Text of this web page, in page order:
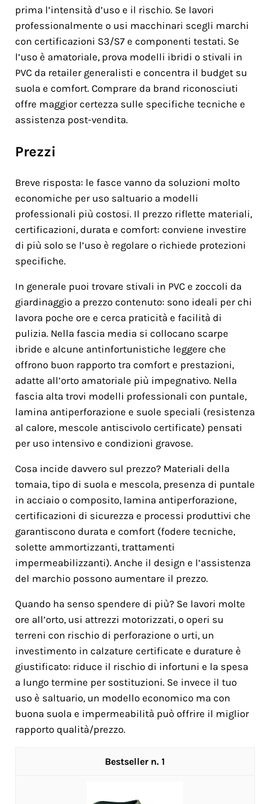
prima l’intensità d’uso e il rischio. Se lavori
professionalmente o usi macchinari scegli marchi
con certificazioni S3/S7 e componenti testati. Se
l’uso è amatoriale, prova modelli ibridi o stivali in
PVC da retailer generalisti e concentra il budget su
suola e comfort. Comprare da brand riconosciuti
offre maggior certezza sulle specifiche tecniche e
assistenza post-vendita.
Prezzi
Breve risposta: le fasce vanno da soluzioni molto
economiche per uso saltuario a modelli
professionali più costosi. Il prezzo riflette materiali,
certificazioni, durata e comfort: conviene investire
di più solo se l’uso è regolare o richiede protezioni
specifiche.
In generale puoi trovare stivali in PVC e zoccoli da
giardinaggio a prezzo contenuto: sono ideali per chi
lavora poche ore e cerca praticità e facilità di
pulizia. Nella fascia media si collocano scarpe
ibride e alcune antinfortunistiche leggere che
offrono buon rapporto tra comfort e prestazioni,
adatte all’orto amatoriale più impegnativo. Nella
fascia alta trovi modelli professionali con puntale,
lamina antiperforazione e suole speciali (resistenza
al calore, mescole antiscivolo certificate) pensati
per uso intensivo e condizioni gravose.
Cosa incide davvero sul prezzo? Materiali della
tomaia, tipo di suola e mescola, presenza di puntale
in acciaio o composito, lamina antiperforazione,
certificazioni di sicurezza e processi produttivi che
garantiscono durata e comfort (fodere tecniche,
solette ammortizzanti, trattamenti
impermeabilizzanti). Anche il design e l’assistenza
del marchio possono aumentare il prezzo.
Quando ha senso spendere di più? Se lavori molte
ore all’orto, usi attrezzi motorizzati, o operi su
terreni con rischio di perforazione o urti, un
investimento in calzature certificate e durature è
giustificato: riduce il rischio di infortuni e la spesa
a lungo termine per sostituzioni. Se invece il tuo
uso è saltuario, un modello economico ma con
buona suola e impermeabilità può offrire il miglior
rapporto qualità/prezzo.
1